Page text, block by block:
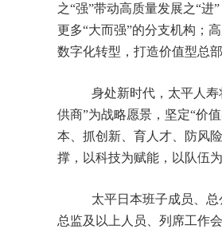
之“强”带动高质量发展之“
更多“大而强”的分支机构；
数字化转型，打造价值型总部
身处新时代，太平人
供商”为战略愿景，坚定“价
本、抓创新、育人才、防风
撑，以科技为赋能，以队伍
太平日本班子成员、
总监及以上人员、列席工作